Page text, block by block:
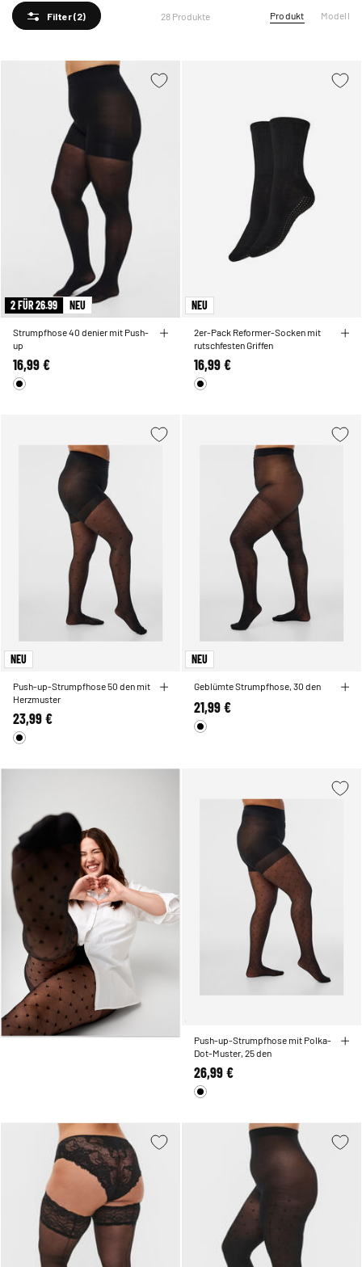
Filter(2) 28 Produkte Produkt Modell
2 FÜR 26.99 NEU
Strumpfhose 40 denier mit Push-
up
16,99 €
NEU
2er-Pack Reformer-Socken mit
rutschfesten Griffen
16,99 €
NEU
Push-up-Strumpfhose 50 den mit
Herzmuster
23,99 €
NEU
Geblümte Strumpfhose, 30 den
21,99 €
Push-up-Strumpfhose mit Polka-
Dot-Muster, 25 den
26,99 €